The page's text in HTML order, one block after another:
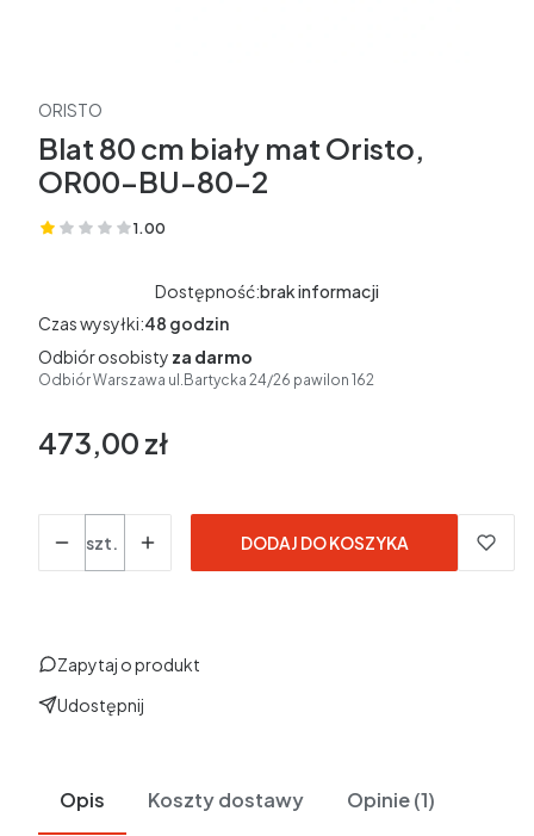
ORISTO
Blat 80 cm biały mat Oristo,
OR00-BU-80-2
1.00
(Oceny: 1 Recenzje: 0)
Dostępność:brak informacji
Czas wysyłki:48 godzin
Odbiór osobisty za darmo
Odbiór Warszawa ul.Bartycka 24/26 pawilon 162
Cena
473,00 zł
w tym 23% VAT
23%
szt.
DODAJ DO KOSZYKA
Zapytaj o produkt
Udostępnij
Opis Koszty dostawy Opinie (1)